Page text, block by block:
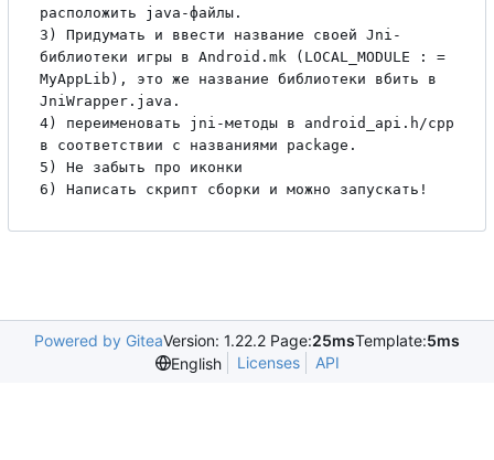
расположить java-файлы.
3) Придумать и ввести название своей Jni-
библиотеки игры в Android.mk (LOCAL_MODULE : =
MyAppLib), это же название библиотеки вбить в
JniWrapper.java.
4) переименовать jni-методы в android_api.h/cpp
в соответствии с названиями package.
5) Не забыть про иконки
Powered by GiteaVersion: 1.22.2 Page:25msTemplate:5ms
English
Licenses API